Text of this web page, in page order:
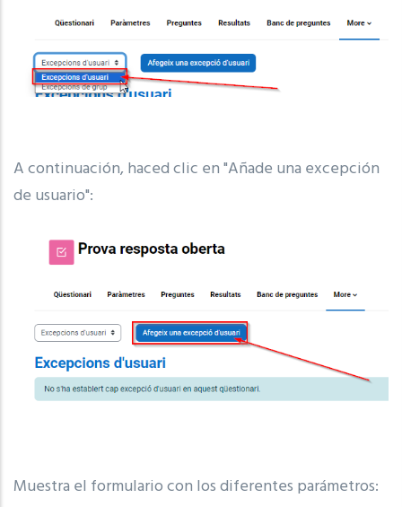
A continuación, haced clic en "Añade una excepción
de usuario":
Muestra el formulario con los diferentes parámetros: